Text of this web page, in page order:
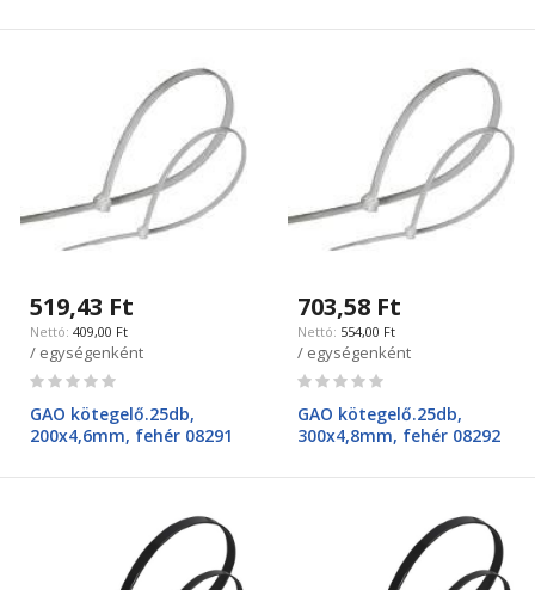
519,43 Ft
409,00 Ft
/ egységenként
Rating:
GAO kötegelő.25db,
200x4,6mm, fehér 08291
703,58 Ft
554,00 Ft
/ egységenként
Rating:
GAO kötegelő.25db,
300x4,8mm, fehér 08292